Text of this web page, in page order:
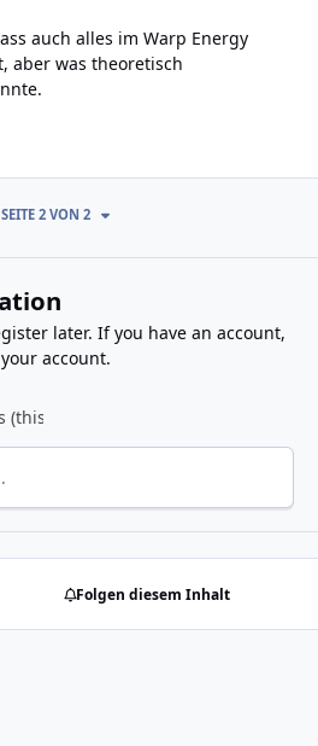
auch alles im Warp Energy
aber was theoretisch
SEITE 2 VON 2
later. If you have an account,
account.
Folgen diesem Inhalt